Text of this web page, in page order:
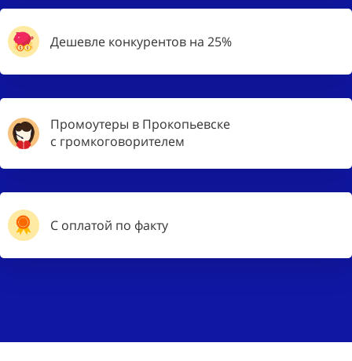
Дешевле конкурентов на 25%
Промоутеры в Прокопьевске
с громкоговорителем
С оплатой по факту